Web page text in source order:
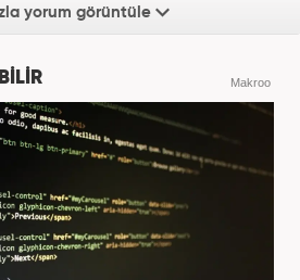
yorum görüntüle
Makroo